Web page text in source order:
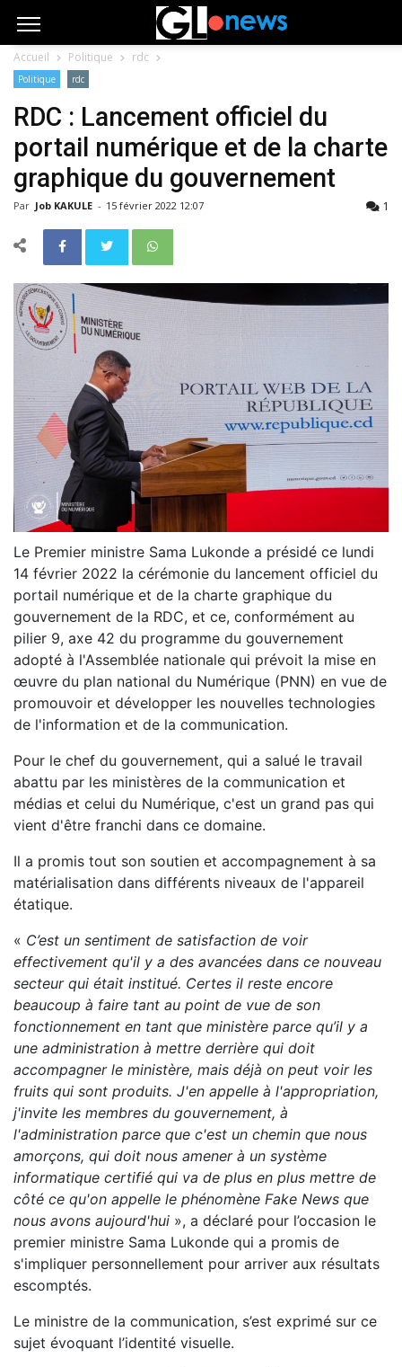
Accueil Politique rdc
Politique rdc
RDC : Lancement officiel du
portail numérique et de la charte
graphique du gouvernement
Par Job KAKULE - 15 février 2022 12:07 1
Le Premier ministre Sama Lukonde a présidé ce lundi
14 février 2022 la cérémonie du lancement officiel du
portail numérique et de la charte graphique du
gouvernement de la RDC, et ce, conformément au
pilier 9, axe 42 du programme du gouvernement
adopté à l'Assemblée nationale qui prévoit la mise en
œuvre du plan national du Numérique (PNN) en vue de
promouvoir et développer les nouvelles technologies
de l'information et de la communication.
Pour le chef du gouvernement, qui a salué le travail
abattu par les ministères de la communication et
médias et celui du Numérique, c'est un grand pas qui
vient d'être franchi dans ce domaine.
Il a promis tout son soutien et accompagnement à sa
matérialisation dans différents niveaux de l'appareil
étatique.
« C’est un sentiment de satisfaction de voir
effectivement qu'il y a des avancées dans ce nouveau
secteur qui était institué. Certes il reste encore
beaucoup à faire tant au point de vue de son
fonctionnement en tant que ministère parce qu’il y a
une administration à mettre derrière qui doit
accompagner le ministère, mais déjà on peut voir les
fruits qui sont produits. J'en appelle à l'appropriation,
j'invite les membres du gouvernement, à
l'administration parce que c'est un chemin que nous
amorçons, qui doit nous amener à un système
informatique certifié qui va de plus en plus mettre de
côté ce qu'on appelle le phénomène Fake News que
nous avons aujourd'hui », a déclaré pour l’occasion le
premier ministre Sama Lukonde qui a promis de
s'impliquer personnellement pour arriver aux résultats
escomptés.
Le ministre de la communication, s’est exprimé sur ce
sujet évoquant l’identité visuelle.